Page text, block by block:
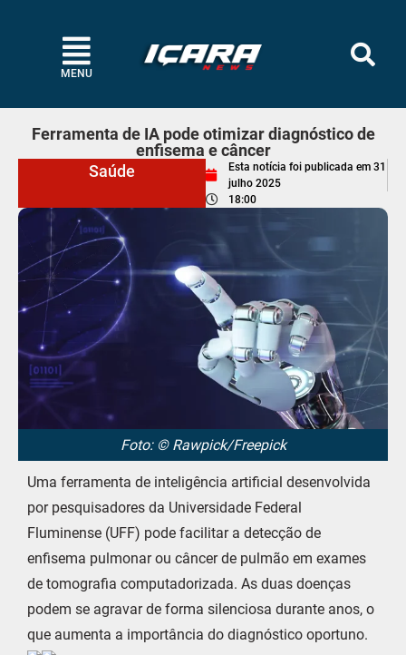
MENU
Ferramenta de IA pode otimizar diagnóstico de
enfisema e câncer
Saúde
Esta notícia foi publicada em 31
julho 2025
18:00
Foto: © Rawpick/Freepick
Uma ferramenta de inteligência artificial desenvolvida
por pesquisadores da Universidade Federal
Fluminense (UFF) pode facilitar a detecção de
enfisema pulmonar ou câncer de pulmão em exames
de tomografia computadorizada. As duas doenças
podem se agravar de forma silenciosa durante anos, o
que aumenta a importância do diagnóstico oportuno.